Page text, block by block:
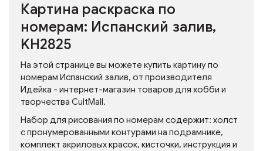
Картина раскраска по
номерам: Испанский залив,
KH2825
На этой странице вы можете купить картину по
номерам Испанский залив, от производителя
Идейка - интернет-магазин товаров для хобби и
творчества CultMall.
Набор для рисования по номерам содержит: холст
с пронумерованными контурами на подрамнике,
комплект акриловых красок, кисточки, инструкция и